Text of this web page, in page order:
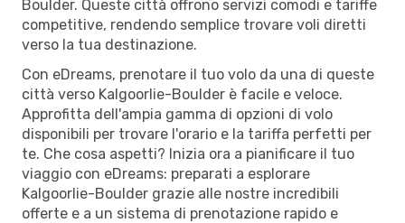
Boulder. Queste città offrono servizi comodi e tariffe
competitive, rendendo semplice trovare voli diretti
verso la tua destinazione.
Con eDreams, prenotare il tuo volo da una di queste
città verso Kalgoorlie-Boulder è facile e veloce.
Approfitta dell'ampia gamma di opzioni di volo
disponibili per trovare l'orario e la tariffa perfetti per
te. Che cosa aspetti? Inizia ora a pianificare il tuo
viaggio con eDreams: preparati a esplorare
Kalgoorlie-Boulder grazie alle nostre incredibili
offerte e a un sistema di prenotazione rapido e